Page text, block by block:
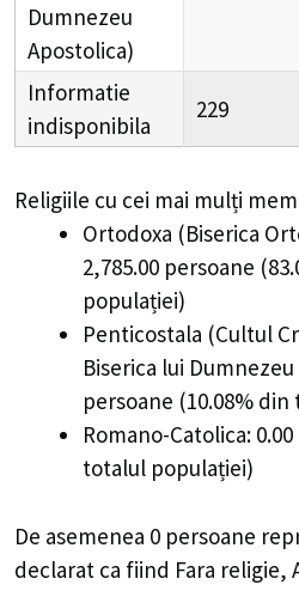
Dumnezeu
Apostolica)
Informatie
indisponibila
229
Religiile cu cei mai mulți
Ortodoxa (Biserica
2,785.00 persoane
populației)
Penticostala (Cultul
Biserica lui
persoane (10.08%
Romano-Catolica:
totalul populației)
De asemenea 0 persoane
declarat ca fiind Fara religie,